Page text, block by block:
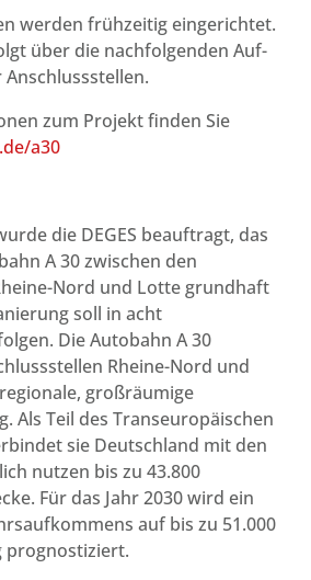
werden frühzeitig eingerichtet.
über die nachfolgenden Auf-
zum Projekt finden Sie
a30
die DEGES beauftragt, das
A 30 zwischen den
Nord und Lotte grundhaft
soll in acht
Die Autobahn A 30
Rheine-Nord und
großräumige
Als Teil des Transeuropäischen
sie Deutschland mit den
nutzen bis zu 43.800
Für das Jahr 2030 wird ein
auf bis zu 51.000
prognostiziert.